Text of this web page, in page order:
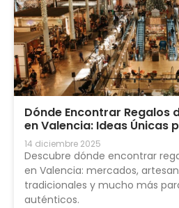
Dónde Encontrar Regalos
en Valencia: Ideas Únicas
14 diciembre 2025
Descubre dónde encontrar
en Valencia: mercados,
tradicionales y mucho más
auténticos.